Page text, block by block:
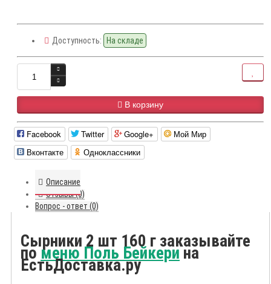
Доступность: На складе
В корзину
Facebook Twitter Google+
Мой Мир
Вконтакте
Одноклассники
Описание
Отзывы (0)
Вопрос - ответ (0)
Сырники 2 шт 160 г заказывайте
поменю Поль Бейкерина
ЕстьДоставка.ру